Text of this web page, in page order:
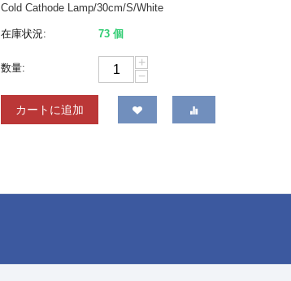
Cold Cathode Lamp/30cm/S/White
在庫状況: 73 個
数量:
+
−
カートに追加